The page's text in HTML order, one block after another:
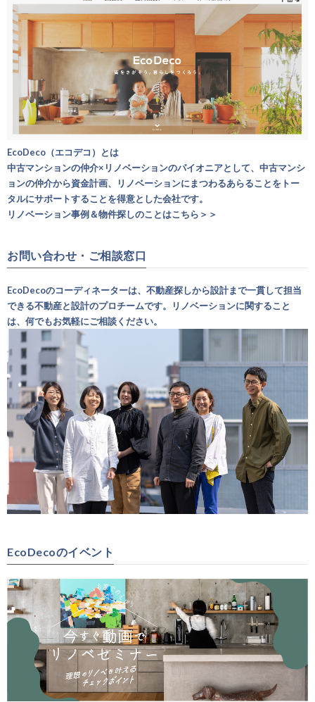
EcoDeco（エコデコ）とは
中古マンションの仲介×リノベーションのパイオニアとして、中古マンシ
ョンの仲介から資金計画、リノベーションにまつわるあらることをトー
タルにサポートすることを得意とした会社です。
リノベーション事例＆物件探しのことはこちら＞＞
お問い合わせ・ご相談窓口
EcoDecoのコーディネーターは、不動産探しから設計まで一貫して担当
できる不動産と設計のプロチームです。リノベーションに関すること
は、何でもお気軽にご相談ください。
EcoDecoのイベント